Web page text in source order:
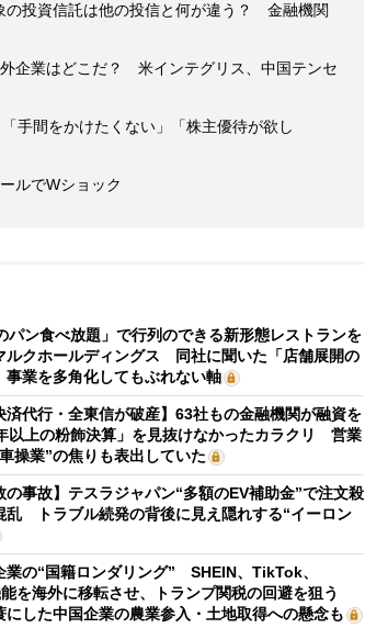
の投資信託は他の投信と何が違う？ 金融機関
企業はどこだ？ 米インテグリス、中国テンセ
手間をかけたくない」「株主優待が欲し
ルでWショック
パン食べ放題」で行列のできる新形態レストランを
ルクホールディングス 同社に聞いた「店舗展開の
事業を多角化してもぶれない軸
済代行・全東信が破産】63社もの金融機関が融資を
以上の粉飾決算」を見抜けなかったカラクリ 営業
操業”の焦りも表出していた
の事故】テスラジャパン“多額のEV補助金”で注文殺
乱 トラブル続発の背後に見え隠れする“イーロン
業の“国籍ロンダリング” SHEIN、TikTok、
を海外に移転させ、トランプ関税の回避を狙う
にした中国企業の農業参入・土地取得への懸念も